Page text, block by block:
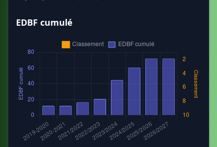
EDBF cumulé